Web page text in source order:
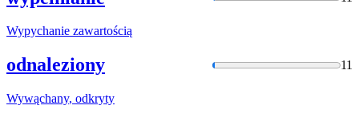
Wypychanie zawartością
odnaleziony 11
Wywąchany, odkryty